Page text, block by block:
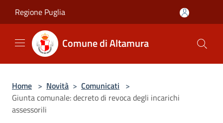
Regione Puglia
Comune di Altamura
Home > Novità > Comunicati >
Giunta comunale: decreto di revoca degli incarichi
assessorili